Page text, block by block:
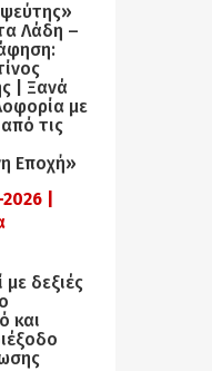
Λάδη –
| Ξανά
με
τις
Εποχή»
|
με δεξιές
και